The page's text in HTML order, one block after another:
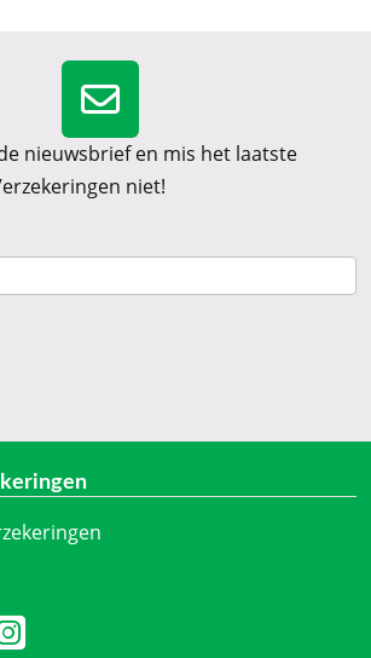
nieuwsbrief en mis het laatste
niet!